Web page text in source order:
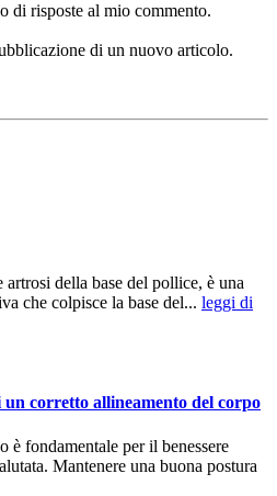
di risposte al mio commento.
di un nuovo articolo.
della base del pollice, è una
che colpisce la base del... leggi di
corretto allineamento del corpo
è fondamentale per il benessere
Mantenere una buona postura